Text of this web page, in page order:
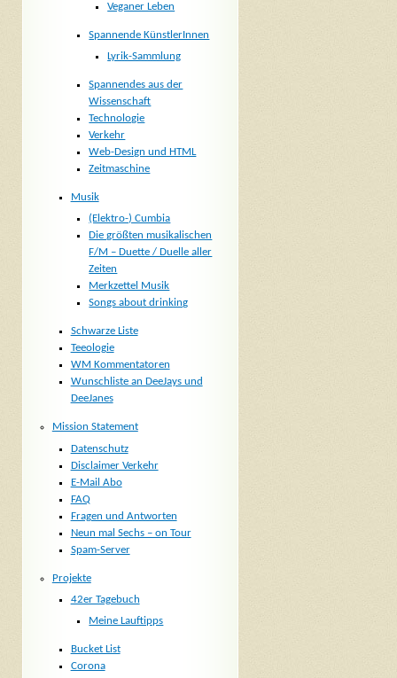
Veganer Leben
Spannende KünstlerInnen
Lyrik-Sammlung
Spannendes aus der
Wissenschaft
Technologie
Verkehr
Web-Design und HTML
Zeitmaschine
Musik
(Elektro-) Cumbia
Die größten musikalischen
F/M – Duette / Duelle aller
Zeiten
Merkzettel Musik
Songs about drinking
Schwarze Liste
Teeologie
WM Kommentatoren
Wunschliste an DeeJays und
DeeJanes
Mission Statement
Datenschutz
Disclaimer Verkehr
E-Mail Abo
FAQ
Fragen und Antworten
Neun mal Sechs – on Tour
Spam-Server
Projekte
42er Tagebuch
Meine Lauftipps
Bucket List
Corona